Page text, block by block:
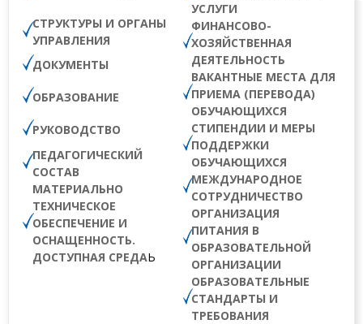
СТРУКТУРЫ И ОРГАНЫ
УПРАВЛЕНИЯ
ДОКУМЕНТЫ
ОБРАЗОВАНИЕ
РУКОВОДСТВО
ПЕДАГОГИЧЕСКИЙ
СОСТАВ
МАТЕРИАЛЬНО
ТЕХНИЧЕСКОЕ
ОБЕСПЕЧЕНИЕ И
ОСНАЩЕННОСТЬ.
ДОСТУПНАЯ СРЕДАЬ
УСЛУГИ
ФИНАНСОВО-
ХОЗЯЙСТВЕННАЯ
ДЕЯТЕЛЬНОСТЬ
ВАКАНТНЫЕ МЕСТА ДЛЯ
ПРИЕМА (ПЕРЕВОДА)
ОБУЧАЮЩИХСЯ
СТИПЕНДИИ И МЕРЫ
ПОДДЕРЖКИ
ОБУЧАЮЩИХСЯ
МЕЖДУНАРОДНОЕ
СОТРУДНИЧЕСТВО
ОРГАНИЗАЦИЯ
ПИТАНИЯ В
ОБРАЗОВАТЕЛЬНОЙ
ОРГАНИЗАЦИИ
ОБРАЗОВАТЕЛЬНЫЕ
СТАНДАРТЫ И
ТРЕБОВАНИЯ